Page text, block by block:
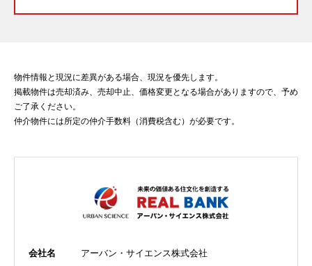
物件情報と現況に差異がある場合、現況を優先します。
掲載物件は売却済み、売却中止、価格変更となる場合がありますので、予め
ご了承ください。
仲介物件には所定の仲介手数料（消費税含む）が必要です。
会社名
アーバン・サイエンス株式会社